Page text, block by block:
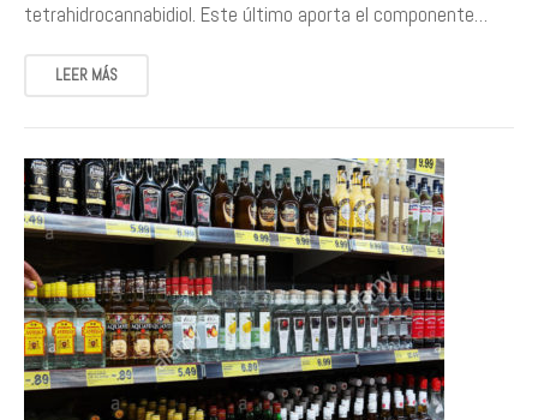
tetrahidrocannabidiol. Este último aporta el componente…
LEER MÁS